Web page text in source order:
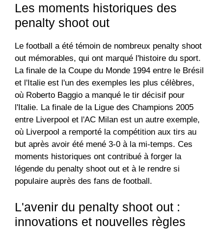
Les moments historiques des
penalty shoot out
Le football a été témoin de nombreux penalty shoot
out mémorables, qui ont marqué l'histoire du sport.
La finale de la Coupe du Monde 1994 entre le Brésil
et l'Italie est l'un des exemples les plus célèbres,
où Roberto Baggio a manqué le tir décisif pour
l'Italie. La finale de la Ligue des Champions 2005
entre Liverpool et l'AC Milan est un autre exemple,
où Liverpool a remporté la compétition aux tirs au
but après avoir été mené 3-0 à la mi-temps. Ces
moments historiques ont contribué à forger la
légende du penalty shoot out et à le rendre si
populaire auprès des fans de football.
L'avenir du penalty shoot out :
innovations et nouvelles règles